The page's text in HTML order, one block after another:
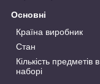
Основні
Країна виробник
Стан
Кількість предметів в
наборі